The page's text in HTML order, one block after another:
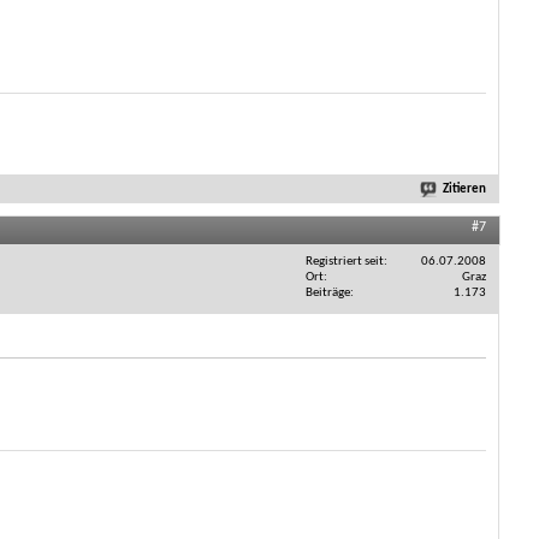
Zitieren
#7
Registriert seit
06.07.2008
Ort
Graz
Beiträge
1.173